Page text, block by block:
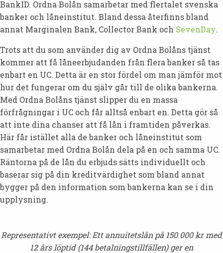
BankID. Ordna Bolån samarbetar med flertalet svenska
banker och låneinstitut. Bland dessa återfinns bland
annat Marginalen Bank, Collector Bank och SevenDay.
Trots att du som använder dig av Ordna Bolåns tjänst
kommer att få låneerbjudanden från flera banker så tas
enbart en UC. Detta är en stor fördel om man jämför mot
hur det fungerar om du själv går till de olika bankerna.
Med Ordna Bolåns tjänst slipper du en massa
förfrågningar i UC och får alltså enbart en. Detta gör så
att inte dina chanser att få lån i framtiden påverkas.
Här får istället alla de banker och låneinstitut som
samarbetar med Ordna Bolån dela på en och samma UC.
Räntorna på de lån du erbjuds sätts individuellt och
baserar sig på din kreditvärdighet som bland annat
bygger på den information som bankerna kan se i din
upplysning.
Representativt exempel: Ett annuitetslån på 150 000 kr med
12 års löptid (144 betalningstillfällen) ger en